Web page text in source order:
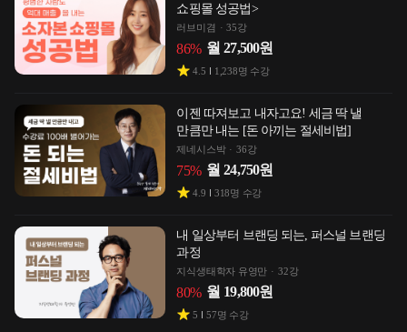
쇼핑몰 성공법>
러브미겸 35강
86% 월 27,500원
4.5 1,238명 수강
이젠 따져보고 내자고요! 세금 딱 낼
만큼만 내는 [돈 아끼는 절세비법]
제네시스박 36강
75% 월 24,750원
4.9 318명 수강
내 일상부터 브랜딩 되는, 퍼스널 브랜딩
과정
지식생태학자 유영만 32강
80% 월 19,800원
5 57명 수강